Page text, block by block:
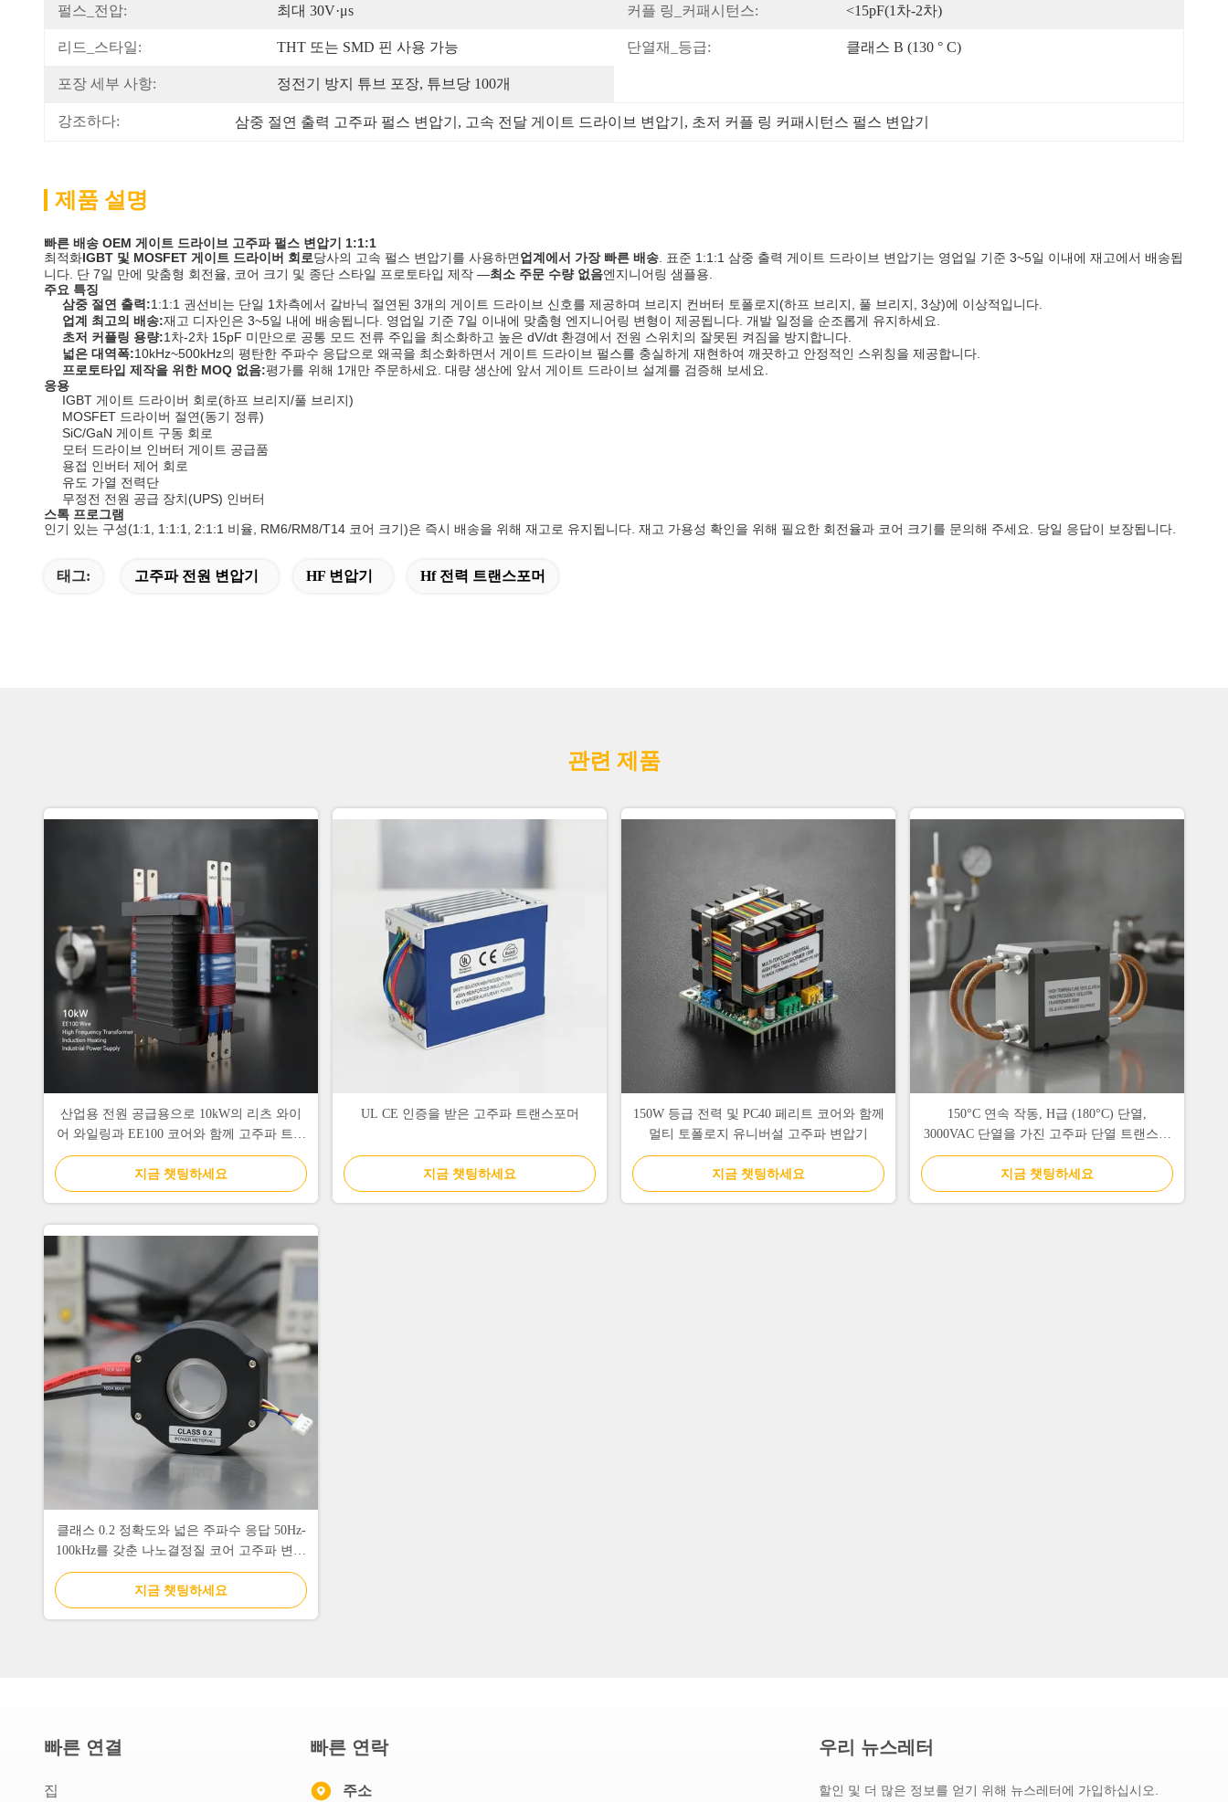
펄스_전압: 최대 30V·μs 커플 링_커패시턴스: <15pF(1차-2차)
리드_스타일: THT 또는 SMD 핀 사용 가능 단열재_등급: 클래스 B (130 ° C)
포장 세부 사항: 정전기 방지 튜브 포장, 튜브당 100개
강조하다: 삼중 절연 출력 고주파 펄스 변압기 , 고속 전달 게이트 드라이브 변압기 , 초저 커플 링 커패시턴스 펄스 변압기
제품 설명
빠른 배송 OEM 게이트 드라이브 고주파 펄스 변압기 1:1:1
최적화IGBT 및 MOSFET 게이트 드라이버 회로당사의 고속 펄스 변압기를 사용하면업계에서 가장 빠른 배송 . 표준 1:1:1 삼중 출력 게이트 드라이브 변압기는 영업일 기준 3~5일 이내에 재고에서 배송됩
니다. 단 7일 만에 맞춤형 회전율, 코어 크기 및 종단 스타일 프로토타입 제작 —최소 주문 수량 없음엔지니어링 샘플용.
주요 특징
삼중 절연 출력:1:1:1 권선비는 단일 1차측에서 갈바닉 절연된 3개의 게이트 드라이브 신호를 제공하며 브리지 컨버터 토폴로지(하프 브리지, 풀 브리지, 3상)에 이상적입니다.
업계 최고의 배송:재고 디자인은 3~5일 내에 배송됩니다. 영업일 기준 7일 이내에 맞춤형 엔지니어링 변형이 제공됩니다. 개발 일정을 순조롭게 유지하세요.
초저 커플링 용량:1차-2차 15pF 미만으로 공통 모드 전류 주입을 최소화하고 높은 dV/dt 환경에서 전원 스위치의 잘못된 켜짐을 방지합니다.
넓은 대역폭:10kHz~500kHz의 평탄한 주파수 응답으로 왜곡을 최소화하면서 게이트 드라이브 펄스를 충실하게 재현하여 깨끗하고 안정적인 스위칭을 제공합니다.
프로토타입 제작을 위한 MOQ 없음:평가를 위해 1개만 주문하세요. 대량 생산에 앞서 게이트 드라이브 설계를 검증해 보세요.
응용
IGBT 게이트 드라이버 회로(하프 브리지/풀 브리지)
MOSFET 드라이버 절연(동기 정류)
SiC/GaN 게이트 구동 회로
모터 드라이브 인버터 게이트 공급품
용접 인버터 제어 회로
유도 가열 전력단
무정전 전원 공급 장치(UPS) 인버터
스톡 프로그램
인기 있는 구성(1:1, 1:1:1, 2:1:1 비율, RM6/RM8/T14 코어 크기)은 즉시 배송을 위해 재고로 유지됩니다. 재고 가용성 확인을 위해 필요한 회전율과 코어 크기를 문의해 주세요. 당일 응답이 보장됩니다.
태그: 고주파 전원 변압기 HF 변압기 Hf 전력 트랜스포머
관련 제품
산업용 전원 공급용으로 10kW의 리츠 와이
어 와일링과 EE100 코어와 함께 고주파 트랜
스포머
지금 챗팅하세요
UL CE 인증을 받은 고주파 트랜스포머
지금 챗팅하세요
150W 등급 전력 및 PC40 페리트 코어와 함께
멀티 토폴로지 유니버설 고주파 변압기
지금 챗팅하세요
150°C 연속 작동, H급 (180°C) 단열,
3000VAC 단열을 가진 고주파 단열 트랜스포
머
지금 챗팅하세요
클래스 0.2 정확도와 넓은 주파수 응답 50Hz-
100kHz를 갖춘 나노결정질 코어 고주파 변류
기
지금 챗팅하세요
빠른 연결
집
빠른 연락
주소
우리 뉴스레터
할인 및 더 많은 정보를 얻기 위해 뉴스레터에 가입하십시오.